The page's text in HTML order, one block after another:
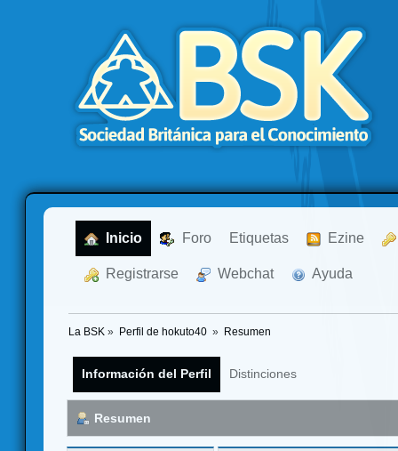
Inicio Foro Etiquetas Ezine
Registrarse Webchat Ayuda
La BSK » Perfil de hokuto40 » Resumen
Información del Perfil Distinciones
Resumen